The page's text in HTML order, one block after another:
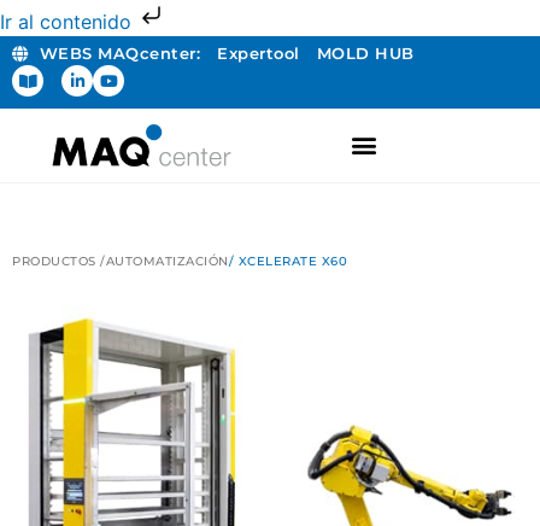
Ir al contenido
WEBS MAQcenter: Expertool MOLD HUB
PRODUCTOS /AUTOMATIZACIÓN/ XCELERATE X60